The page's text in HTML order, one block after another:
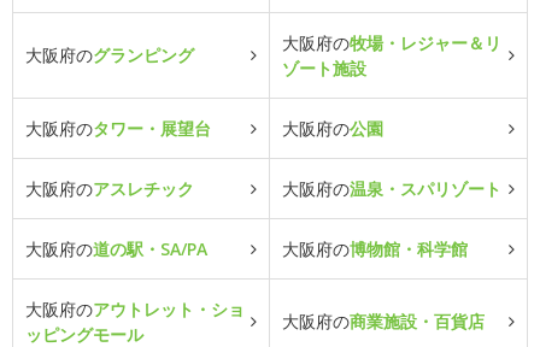
大阪府のグランピング
大阪府の牧場・レジャー＆リ
ゾート施設
大阪府のタワー・展望台 大阪府の公園
大阪府のアスレチック 大阪府の温泉・スパリゾート
大阪府の道の駅・SA/PA 大阪府の博物館・科学館
大阪府のアウトレット・ショ
ッピングモール
大阪府の商業施設・百貨店